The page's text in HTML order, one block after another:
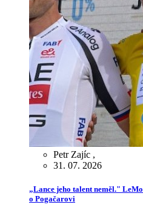
Petr Zajíc ,
31. 07. 2026
„Lance jeho talent neměl."
o Pogačarovi